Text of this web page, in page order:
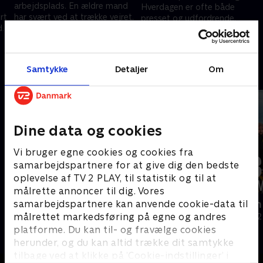
Samtykke Detaljer Om
Dine data og cookies
Vi bruger egne cookies og cookies fra
samarbejdspartnere for at give dig den bedste
oplevelse af TV 2 PLAY, til statistik og til at
målrette annoncer til dig. Vores
samarbejdspartnere kan anvende cookie-data til
målrettet markedsføring på egne og andres
platforme. Du kan til- og fravælge cookies
herunder, og du kan altid trække dit samtykke
tilbage ved at klikke på ’Cookie-indstillinger’ i
arbejdsplads. En ældre mand
har svært ved at trække vejret.
Hverdagen er ofte både
presset og udfordrende.
4. maj 2024 • 16 min
Andre så også
Politiet tæt på
Dokumentar • 3 sæsoner Dokumentar •